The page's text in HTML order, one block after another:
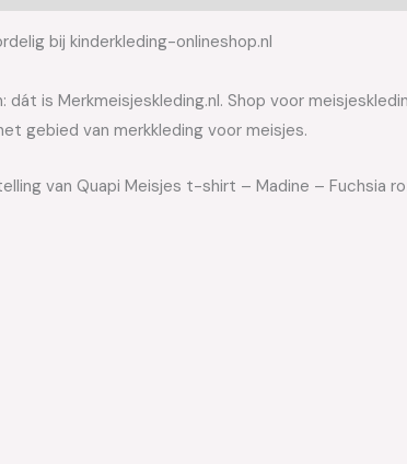
bij kinderkleding-onlineshop.nl
is Merkmeisjeskleding.nl. Shop voor
gebied van merkkleding voor meisjes.
van Quapi Meisjes t-shirt – Madine – Fuchsia